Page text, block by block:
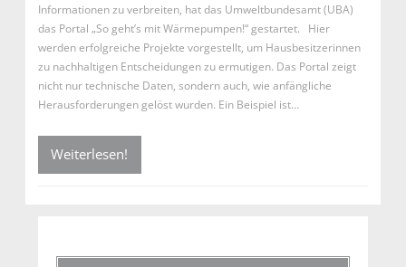
Informationen zu verbreiten, hat das Umweltbundesamt (UBA)
das Portal „So geht’s mit Wärmepumpen!“ gestartet. Hier
werden erfolgreiche Projekte vorgestellt, um Hausbesitzerinnen
zu nachhaltigen Entscheidungen zu ermutigen. Das Portal zeigt
nicht nur technische Daten, sondern auch, wie anfängliche
Herausforderungen gelöst wurden. Ein Beispiel ist…
Weiterlesen!